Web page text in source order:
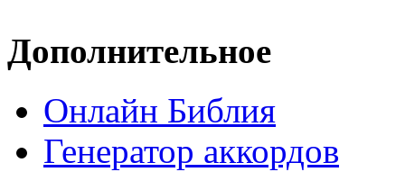
Дополнительное
Онлайн Библия
Генератор аккордов